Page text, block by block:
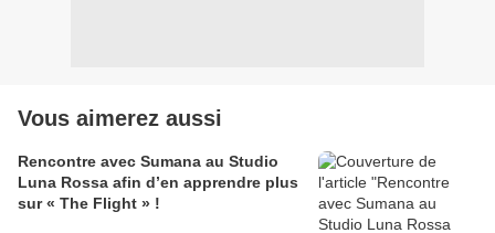
Vous aimerez aussi
Rencontre avec Sumana au Studio
Luna Rossa afin d’en apprendre plus
sur « The Flight » !